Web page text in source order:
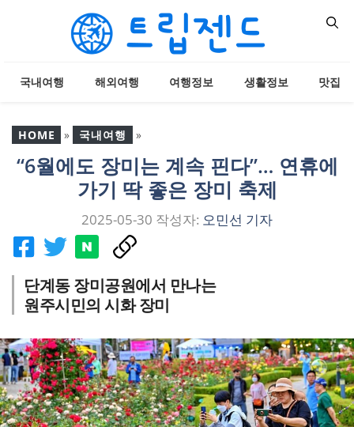
뛰
기
국내여행 해외여행 여행정보 생활정보 맛집
HOME » 국내여행 »
“6월에도 장미는 계속 핀
다”… 연휴에 가기 딱 좋은
“6월에도 장미는 계속 핀다”… 연휴에
가기 딱 좋은 장미 축제
2025-05-30 작성자: 오민선 기자
단계동 장미공원에서 만나는
원주시민의 시화 장미